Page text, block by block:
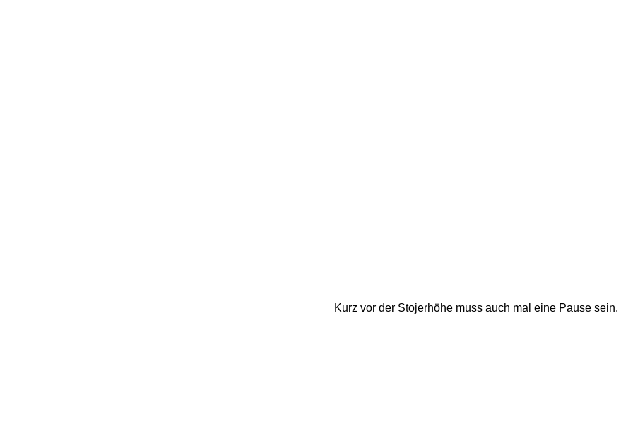
Kurz vor der Stojerhöhe muss auch mal eine Pause sein.